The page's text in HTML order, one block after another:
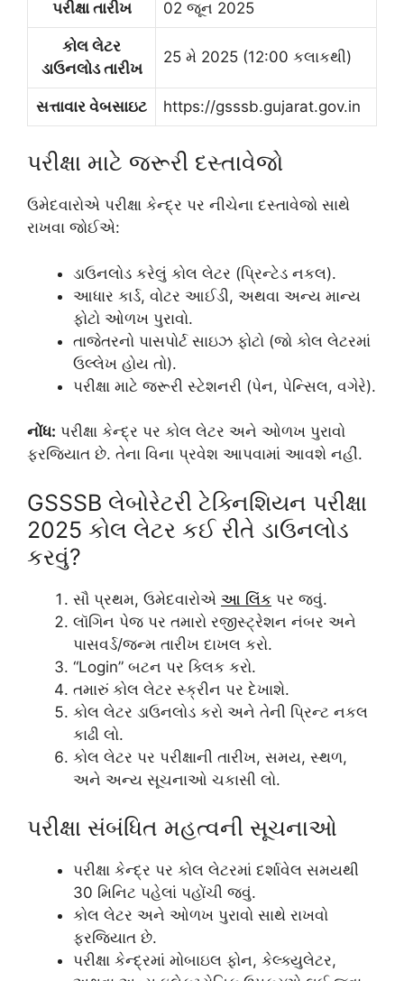
પરીક્ષા તારીખ 02 જૂન 2025
કોલ લેટર
ડાઉનલોડ તારીખ
25 મે 2025 (12:00 કલાકથી)
સત્તાવાર વેબસાઇટ https://gsssb.gujarat.gov.in
પરીક્ષા માટે જરૂરી દસ્તાવેજો
ઉમેદવારોએ પરીક્ષા કેન્દ્ર પર નીચેના દસ્તાવેજો સાથે
રાખવા જોઈએ:
ડાઉનલોડ કરેલું કોલ લેટર (પ્રિન્ટેડ નકલ).
આધાર કાર્ડ, વોટર આઈડી, અથવા અન્ય માન્ય
ફોટો ઓળખ પુરાવો.
તાજેતરનો પાસપોર્ટ સાઇઝ ફોટો (જો કોલ લેટરમાં
ઉલ્લેખ હોય તો).
પરીક્ષા માટે જરૂરી સ્ટેશનરી (પેન, પેન્સિલ, વગેરે).
નોંધ: પરીક્ષા કેન્દ્ર પર કોલ લેટર અને ઓળખ પુરાવો
ફરજિયાત છે. તેના વિના પ્રવેશ આપવામાં આવશે નહીં.
GSSSB લેબોરેટરી ટેક્નિશિયન પરીક્ષા
2025 કોલ લેટર કઈ રીતે ડાઉનલોડ
કરવું?
સૌ પ્રથમ, ઉમેદવારોએ આ લિંક પર જવું.
લૉગિન પેજ પર તમારો રજીસ્ટ્રેશન નંબર અને
પાસવર્ડ/જન્મ તારીખ દાખલ કરો.
“Login” બટન પર ક્લિક કરો.
તમારું કોલ લેટર સ્ક્રીન પર દેખાશે.
કોલ લેટર ડાઉનલોડ કરો અને તેની પ્રિન્ટ નકલ
કાઢી લો.
કોલ લેટર પર પરીક્ષાની તારીખ, સમય, સ્થળ,
અને અન્ય સૂચનાઓ ચકાસી લો.
પરીક્ષા સંબંધિત મહત્વની સૂચનાઓ
પરીક્ષા કેન્દ્ર પર કોલ લેટરમાં દર્શાવેલ સમયથી
30 મિનિટ પહેલાં પહોંચી જવું.
કોલ લેટર અને ઓળખ પુરાવો સાથે રાખવો
ફરજિયાત છે.
પરીક્ષા કેન્દ્રમાં મોબાઇલ ફોન, કેલ્ક્યુલેટર,